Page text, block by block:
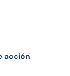
acción